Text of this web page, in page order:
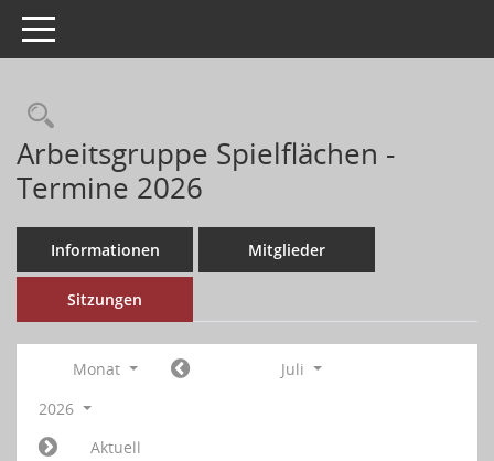
Toggle navigation
Arbeitsgruppe Spielflächen -
Termine 2026
Informationen Mitglieder
Sitzungen
Monat
Juli
2026
Aktuell